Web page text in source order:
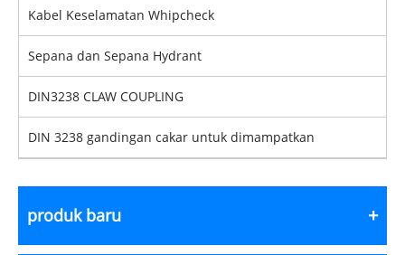
Kabel Keselamatan Whipcheck
Sepana dan Sepana Hydrant
DIN3238 CLAW COUPLING
DIN 3238 gandingan cakar untuk dimampatkan
produk baru